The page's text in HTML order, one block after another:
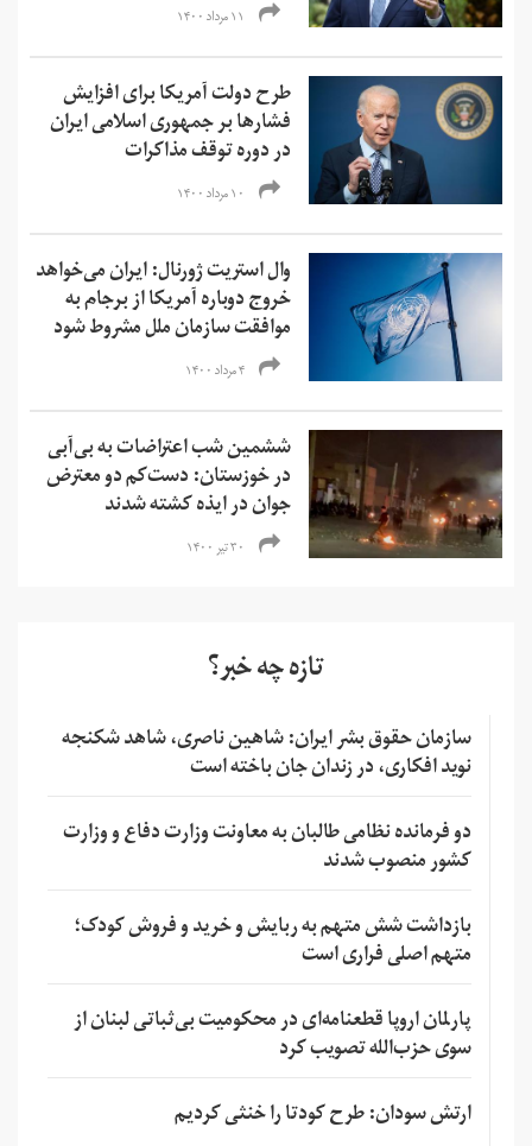
۱۱ مرداد ۱۴۰۰
طرح دولت آمریکا برای افزایش
فشارها بر جمهوری اسلامی ایران
در دوره توقف مذاکرات
۱۰ مرداد ۱۴۰۰
وال استریت ژورنال: ایران می‌خواهد
خروج دوباره آمریکا از برجام به
موافقت سازمان ملل مشروط شود
۴ مرداد ۱۴۰۰
ششمین شب اعتراضات به بی‌آبی
در خوزستان: دست‌کم دو معترض
جوان در ایذه کشته شدند
۳۰ تیر ۱۴۰۰
تازه چه خبر؟
سازمان حقوق بشر ایران: شاهین ناصری، شاهد شکنجه
نوید افکاری، در زندان جان باخته است
دو فرمانده نظامی طالبان به معاونت وزارت دفاع و وزارت
کشور منصوب شدند
بازداشت شش متهم به ربایش و خرید و فروش کودک؛
متهم اصلی فراری است
پارلمان اروپا قطعنامه‌ای در محکومیت بی‌ثباتی لبنان از
سوی حزب‌الله تصویب کرد
ارتش سودان: طرح کودتا را خنثی کردیم